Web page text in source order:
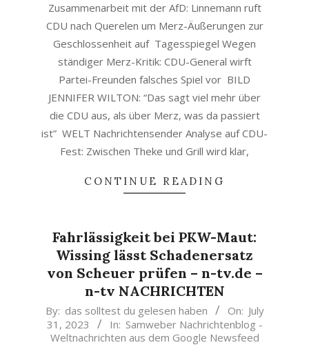
Zusammenarbeit mit der AfD: Linnemann ruft
CDU nach Querelen um Merz-Äußerungen zur
Geschlossenheit auf Tagesspiegel Wegen
ständiger Merz-Kritik: CDU-General wirft
Partei-Freunden falsches Spiel vor BILD
JENNIFER WILTON: “Das sagt viel mehr über
die CDU aus, als über Merz, was da passiert
ist” WELT Nachrichtensender Analyse auf CDU-
Fest: Zwischen Theke und Grill wird klar,
CONTINUE READING
Fahrlässigkeit bei PKW-Maut:
Wissing lässt Schadenersatz
von Scheuer prüfen – n-tv.de –
n-tv NACHRICHTEN
2023-
07-
31
By: das solltest du gelesen haben On: July
31, 2023
In: Samweber Nachrichtenblog -
Weltnachrichten aus dem Google Newsfeed